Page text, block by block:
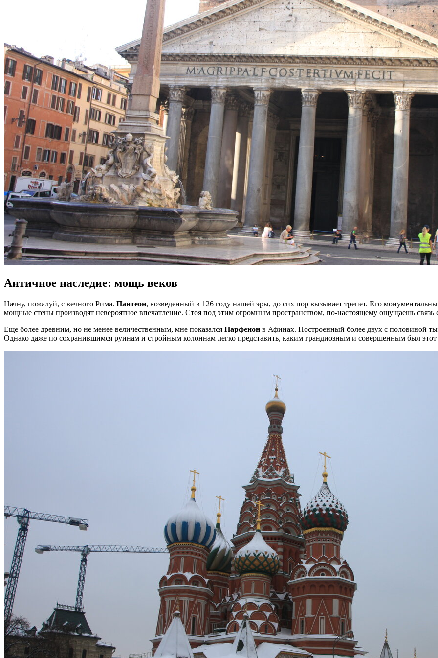
Античное наследие: мощь веков
Начну, пожалуй, с вечного Рима. Пантеон, возведенный в 126 году нашей эры, до сих пор вызывает трепет. Его
мощные стены производят невероятное впечатление. Стоя под этим огромным пространством, по-настоящему ощущаешь связь
Еще более древним, но не менее величественным, мне показался Парфенон в Афинах. Построенный более двух с половиной
Однако даже по сохранившимся руинам и стройным колоннам легко представить, каким грандиозным и совершенным был этот